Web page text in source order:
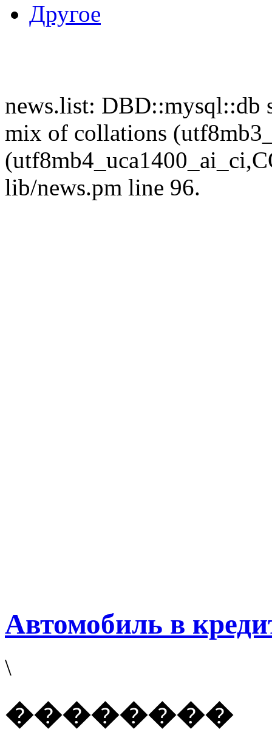
Другое
news.list: DBD::mysql::db
mix of collations
lib/news.pm line 96.
Автомобиль в
\
��������